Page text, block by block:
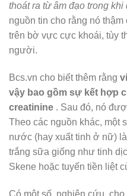
thoát ra từ âm đạo trong khi
nguồn tin cho rằng nó
trên bờ vực cực khoái, tùy
người.
Bcs.vn cho biết thêm rằng
vậy bao gồm sự kết hợp
creatinine . Sau đó, nó
Theo các nguồn khác, một
nước (hay xuất tinh ở nữ)
trắng sữa giống như tinh
Skene hoặc tuyến tiền liệt
Có một số nghiên cứu cho